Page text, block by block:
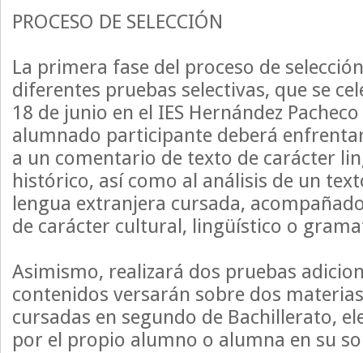
PROCESO DE SELECCIÓN
La primera fase del proceso de
diferentes pruebas selectivas, que se
18 de junio en el IES Hernández
alumnado participante deberá
a un comentario de texto de carácter
histórico, así como al análisis de un
lengua extranjera cursada,
de carácter cultural, lingüístico o
Asimismo, realizará dos pruebas
contenidos versarán sobre dos
cursadas en segundo de Bachillerato,
por el propio alumno o alumna en su